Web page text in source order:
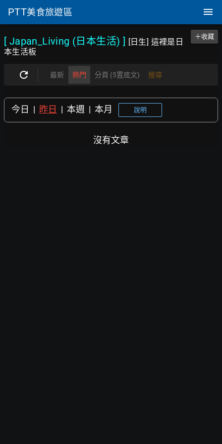
PTT美食旅遊區
[ Japan_Living (日本生活) ]
[日生] 這裡是日
本生活板
＋收藏
最新 熱門 分頁 (5置底文) 搜尋
今日 | 昨日 | 本週 | 本月 說明
沒有文章